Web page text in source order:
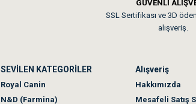
Akşam verdiğim sipariş bir sonraki gün
GÜVENLİ
SSL Sertifikası ve 3D
alışveriş.
SEVİLEN KATEGORİLER
Royal Canin
N&D (Farmina)
Alışveriş
Hakkımızda
Mesafeli Satış